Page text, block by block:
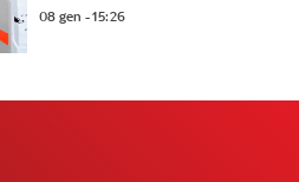
08 gen - 15:26